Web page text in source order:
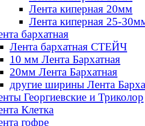
Лента киперная 20мм
Лента киперная 25-
бархатная
Лента бархатная СТЕЙЧ
10 мм Лента Бархатная
20мм Лента Бархатная
другие ширины Лента
Георгиевские и Триколор
Клетка
гофре